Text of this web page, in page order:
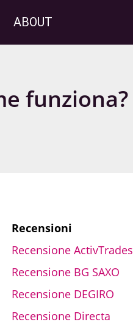
ABOUT
funziona?
Recensioni
Recensione ActivTrades
Recensione BG SAXO
Recensione DEGIRO
Recensione Directa